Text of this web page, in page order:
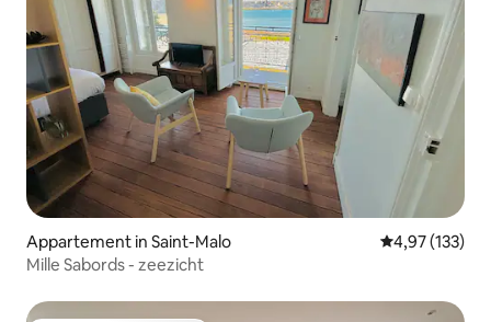
Appartement in Saint-Malo Gemiddelde
4,97 (133)
Mille Sabords - zeezicht